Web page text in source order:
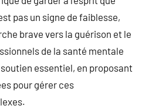
pas un signe de faiblesse,
brave vers la guérison et le
de la santé mentale
essentiel, en proposant
pour gérer ces